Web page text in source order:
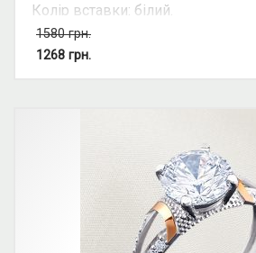
Колір вставки: білий.
Вид: з 1 камінням, круглий камінь.
Можливість комплекту: так.
1580грн.
1268 грн.